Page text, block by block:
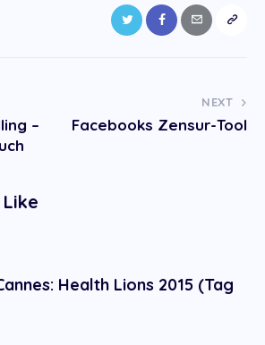
–
NEXT
Facebooks Zensur-Tool
Health Lions 2015 (Tag